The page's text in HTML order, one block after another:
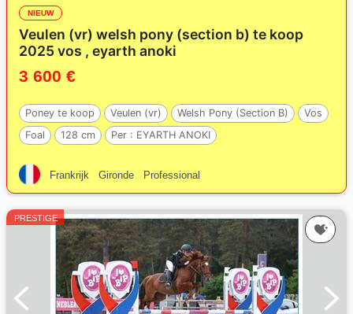
NIEUW
Veulen (vr) welsh pony (section b) te koop
2025 vos , eyarth anoki
3 600 €
Poney te koop Veulen (vr) Welsh Pony (Section B)
Vos
Foal
128 cm Per : EYARTH ANOKI
Frankrijk Gironde Professional
PRESTIGE